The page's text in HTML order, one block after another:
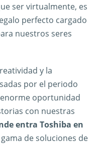
ser virtualmente, es
perfecto cargado
nuestros seres
y la
por el periodo
oportunidad
con nuestras
entra Toshiba en
de soluciones de